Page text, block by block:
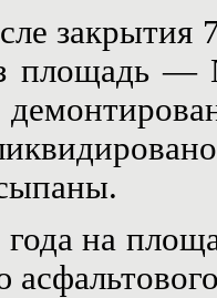
закрытия
площадь
на